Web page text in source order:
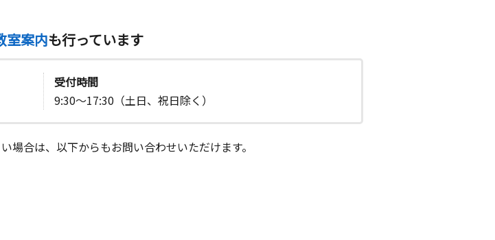
室案内も行っています
受付時間
9:30～17:30（土日、祝日除く）
場合は、以下からもお問い合わせいただけます。